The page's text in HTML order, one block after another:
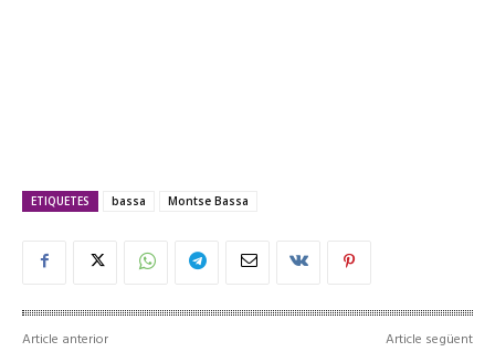
ETIQUETES bassa Montse Bassa
Article anterior Article següent